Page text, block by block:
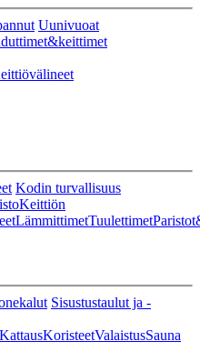
Uunivuoat
Kodin turvallisuus
Keittiön
LämmittimetTuulettimet
Sisustustaulut ja -
KattausKoristeetValaistusSauna